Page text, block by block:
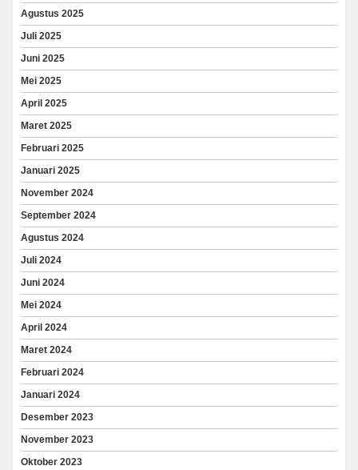
Agustus 2025
Juli 2025
Juni 2025
Mei 2025
April 2025
Maret 2025
Februari 2025
Januari 2025
November 2024
September 2024
Agustus 2024
Juli 2024
Juni 2024
Mei 2024
April 2024
Maret 2024
Februari 2024
Januari 2024
Desember 2023
November 2023
Oktober 2023